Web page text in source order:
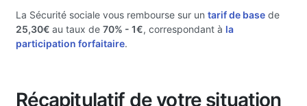
La Sécurité sociale vous rembourse sur un tarif de basede
25,30€ au taux de 70% - 1€, correspondant à la
participation forfaitaire.
Récapitulatif de votre situation